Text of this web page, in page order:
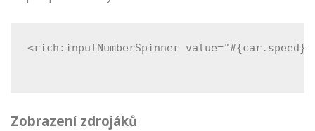
<rich:inputNumberSpinner
Zobrazení zdrojáků